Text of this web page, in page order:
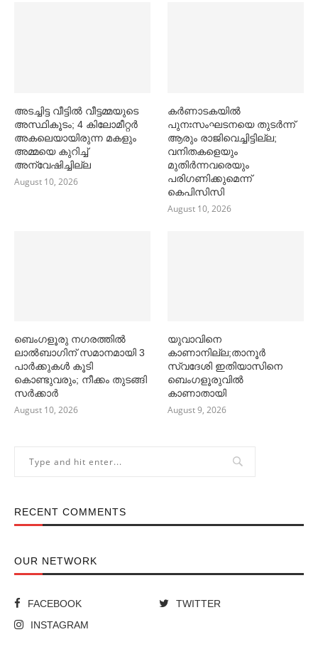
അടച്ചിട്ട വീട്ടില്‍ വീട്ടമ്മയുടെ
അസ്ഥികൂടം; 4 കിലോമീറ്റര്‍
അകലെയായിരുന്ന മകളും
അമ്മയെ കുറിച്ച്‌
അന്വേഷിച്ചില്ല
August 10, 2026
കര്‍ണാടകയില്‍
പുനഃസംഘടനയെ തുടര്‍ന്ന്
ആരും രാജിവെച്ചിട്ടില്ല;
വനിതകളെയും
മുതിര്‍ന്നവരെയും
പരിഗണിക്കുമെന്ന്
കെപിസിസി
August 10, 2026
ബെംഗളൂരു നഗരത്തില്‍
ലാല്‍ബാഗിന് സമാനമായി 3
പാര്‍ക്കുകള്‍ കൂടി
കൊണ്ടുവരും; നീക്കം തുടങ്ങി
സര്‍ക്കാര്‍
August 10, 2026
യുവാവിനെ
കാണാനില്ല;താനൂർ
സ്വദേശി ഇതിയാസിനെ
ബെംഗളൂരുവിൽ
കാണാതായി
August 9, 2026
RECENT COMMENTS
OUR NETWORK
FACEBOOK
TWITTER
INSTAGRAM